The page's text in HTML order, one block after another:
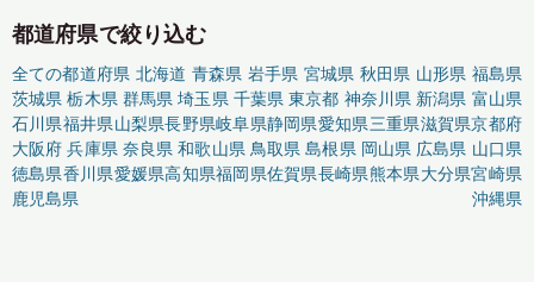
都道府県で絞り込む
全ての都道府県 北海道 青森県 岩手県 宮城県 秋田県 山形県 福島県
茨城県 栃木県 群馬県 埼玉県 千葉県 東京都 神奈川県 新潟県 富山県
石川県福井県山梨県長野県岐阜県静岡県愛知県三重県滋賀県京都府
大阪府 兵庫県 奈良県 和歌山県 鳥取県 島根県 岡山県 広島県 山口県
徳島県香川県愛媛県高知県福岡県佐賀県長崎県熊本県大分県宮崎県
鹿児島県
沖縄県